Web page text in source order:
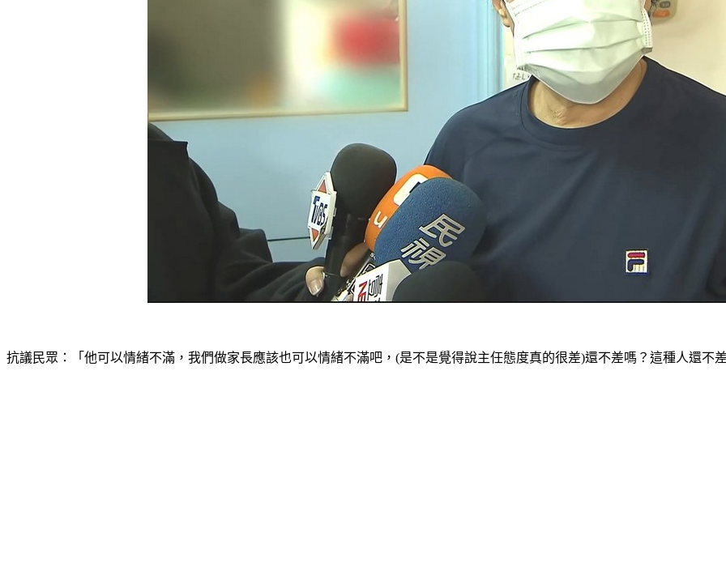
抗議民眾：「他可以情緒不滿，我們做家長應該也可以情緒不滿吧，(是不是覺得說主任態度真的很差)還不差嗎？這種人還不